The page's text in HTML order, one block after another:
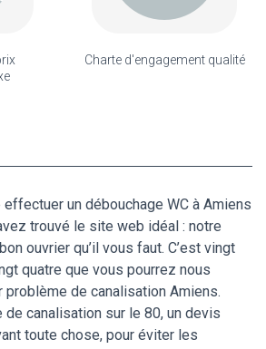
Charte d'engagement qualité
un débouchage WC à Amiens
trouvé le site web idéal : notre
ouvrier qu’il vous faut. C’est vingt
quatre que vous pourrez nous
problème de canalisation Amiens.
de canalisation sur le 80, un devis
toute chose, pour éviter les